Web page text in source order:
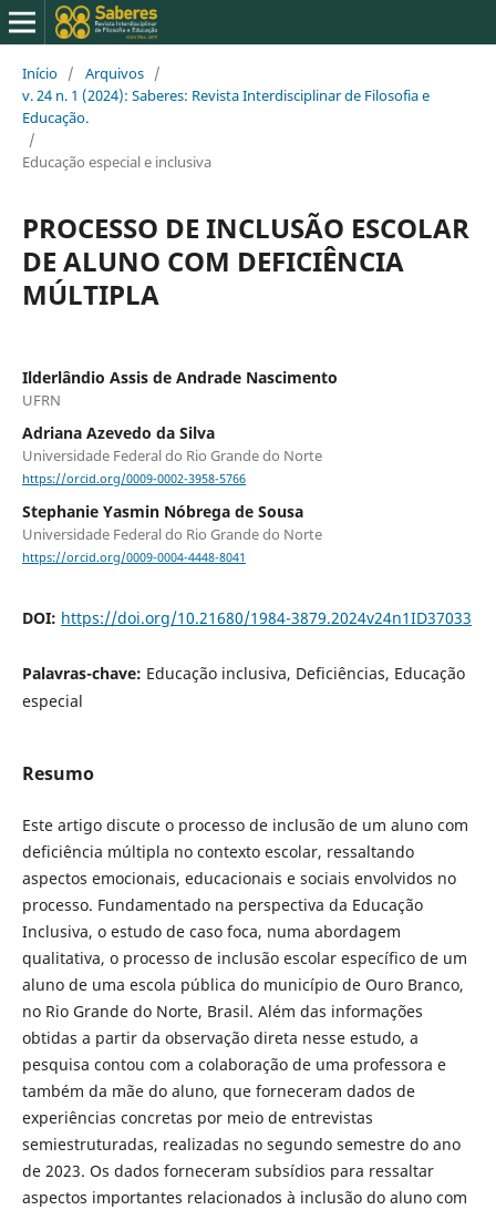
Início / Arquivos /
v. 24 n. 1 (2024): Saberes: Revista Interdisciplinar de Filosofia e
Educação.
/
Educação especial e inclusiva
PROCESSO DE INCLUSÃO ESCOLAR
DE ALUNO COM DEFICIÊNCIA
MÚLTIPLA
Ilderlândio Assis de Andrade Nascimento
UFRN
Adriana Azevedo da Silva
Universidade Federal do Rio Grande do Norte
https://orcid.org/0009-0002-3958-5766
Stephanie Yasmin Nóbrega de Sousa
Universidade Federal do Rio Grande do Norte
https://orcid.org/0009-0004-4448-8041
DOI: https://doi.org/10.21680/1984-3879.2024v24n1ID37033
Palavras-chave: Educação inclusiva, Deficiências, Educação
especial
Resumo
Este artigo discute o processo de inclusão de um aluno com
deficiência múltipla no contexto escolar, ressaltando
aspectos emocionais, educacionais e sociais envolvidos no
processo. Fundamentado na perspectiva da Educação
Inclusiva, o estudo de caso foca, numa abordagem
qualitativa, o processo de inclusão escolar específico de um
aluno de uma escola pública do município de Ouro Branco,
no Rio Grande do Norte, Brasil. Além das informações
obtidas a partir da observação direta nesse estudo, a
pesquisa contou com a colaboração de uma professora e
também da mãe do aluno, que forneceram dados de
experiências concretas por meio de entrevistas
semiestruturadas, realizadas no segundo semestre do ano
de 2023. Os dados forneceram subsídios para ressaltar
aspectos importantes relacionados à inclusão do aluno com